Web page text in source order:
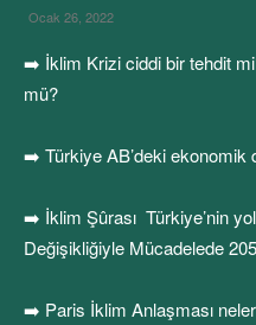
Ocak 26, 2022
➡️ İklim Krizi ciddi bir tehdit
mü?
➡️ Türkiye AB’deki ekonomik
➡️ İklim Şûrası Türkiye’nin
Değişikliğiyle Mücadelede
➡️ Paris İklim Anlaşması